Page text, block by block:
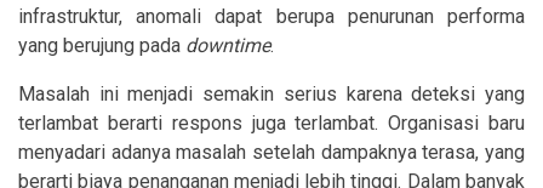
infrastruktur, anomali dapat berupa penurunan performa
yang berujung pada downtime.
Masalah ini menjadi semakin serius karena deteksi yang
terlambat berarti respons juga terlambat. Organisasi baru
menyadari adanya masalah setelah dampaknya terasa, yang
berarti biaya penanganan menjadi lebih tinggi. Dalam banyak